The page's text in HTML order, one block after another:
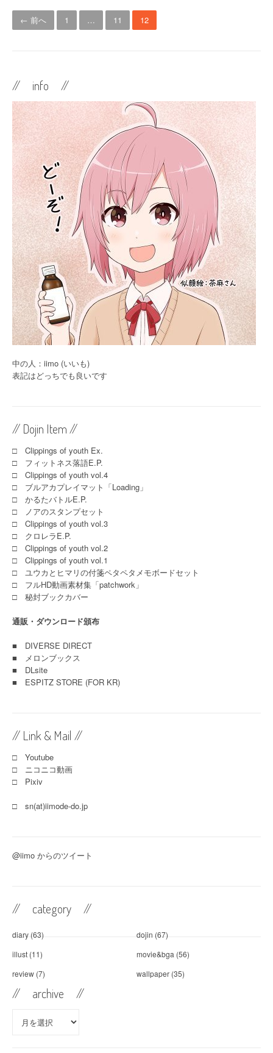
投
稿
ビ
ゲ
ー
シ
ョ
ン
← 前へ 1 … 11 12
// info //
中の人：iimo (いいも)
表記はどっちでも良いです
// Dojin Item //
□ Clippings of youth Ex.
□ フィットネス落語E.P.
□ Clippings of youth vol.4
□ ブルアカプレイマット「Loading」
□ かるたバトルE.P.
□ ノアのスタンプセット
□ Clippings of youth vol.3
□ クロレラE.P.
□ Clippings of youth vol.2
□ Clippings of youth vol.1
□ ユウカとヒマリの付箋ペタペタメモボードセット
□ フルHD動画素材集「patchwork」
□ 秘封ブックカバー
通販・ダウンロード頒布
■ DIVERSE DIRECT
■
メロンブックス
■ DLsite
■ ESPITZ STORE (FOR KR)
// Link & Mail //
□ Youtube
□ ニコニコ動画
□ Pixiv
□ sn(at)iimode-do.jp
@iimo からのツイート
// category //
diary (63) dojin (67)
illust (11) movie&bga (56)
review (7) wallpaper (35)
// archive //
archive //